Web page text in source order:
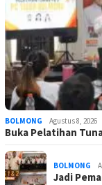
BOLMONG Agustus 8, 2026
Buka Pelatihan
BOLMONG
Jadi